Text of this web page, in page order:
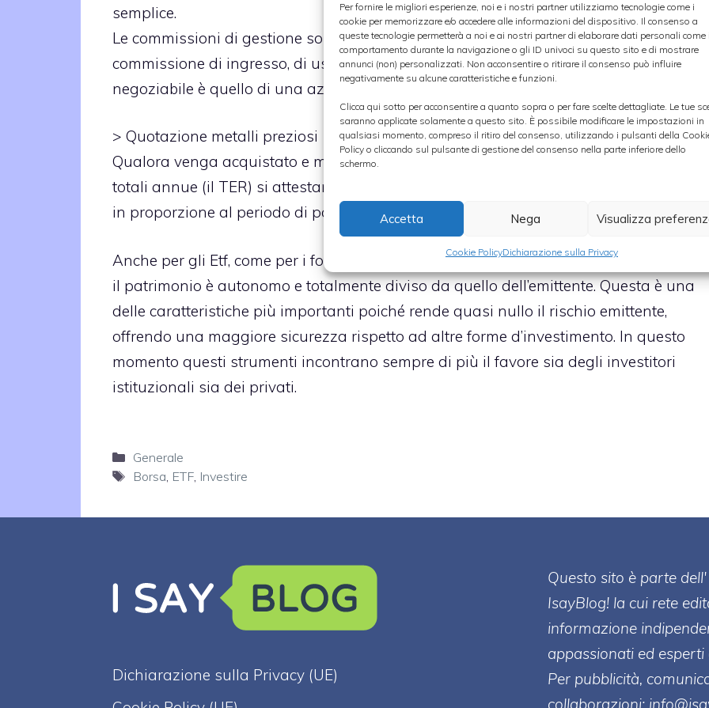
Per fornire le migliori esperienze, noi e i nostri partner utilizziamo tecnologie come i
cookie per memorizzare e/o accedere alle informazioni del dispositivo. Il consenso a
queste tecnologie permetterà a noi e ai nostri partner di elaborare dati personali come
comportamento durante la navigazione o gli ID univoci su questo sito e di mostrare
annunci (non) personalizzati. Non acconsentire o ritirare il consenso può influire
negativamente su alcune caratteristiche e funzioni.
Clicca qui sotto per acconsentire a quanto sopra o per fare scelte dettagliate. Le tue
saranno applicate solamente a questo sito. È possibile modificare le impostazioni in
qualsiasi momento, compreso il ritiro del consenso, utilizzando i pulsanti della
Policy o cliccando sul pulsante di gestione del consenso nella parte inferiore dello
schermo.
Accetta Nega Visualizza
Cookie PolicyDichiarazione sulla Privacy
semplice.
Le commissioni di gestione sono piuttosto ridotte. Non è prevista alcuna
commissione di ingresso, di uscita o relativa alla performance. Il lotto minimo
negoziabile è quello di una azione/quota.
> Quotazione metalli preziosi
Qualora venga acquistato e mantenuto integralmente per un anno, le commissioni
totali annue (il TER) si attestano come massimo all’1,5% e devono essere corrisposte
in proporzione al periodo di possesso dell’Etf.
Anche per gli Etf, come per i fondi comuni e le SGR (società di gestione del risparmio),
il patrimonio è autonomo e totalmente diviso da quello dell’emittente. Questa è una
delle caratteristiche più importanti poiché rende quasi nullo il rischio emittente,
offrendo una maggiore sicurezza rispetto ad altre forme d’investimento. In questo
momento questi strumenti incontrano sempre di più il favore sia degli investitori
istituzionali sia dei privati.
Categorie
Generale
Tag
Borsa ETF, Investire
Dichiarazione sulla Privacy (UE)
Questo sito è parte
IsayBlog! la cui rete
informazione
appassionati ed esperti
Per pubblicità,
collaborazioni: